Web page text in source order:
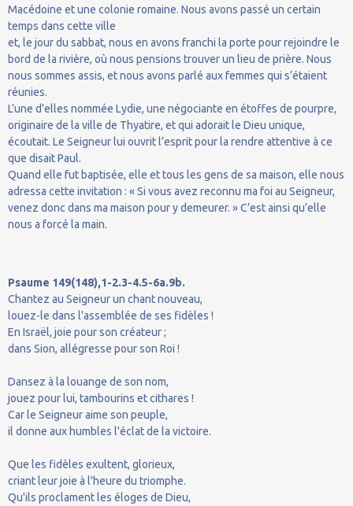
Macédoine et une colonie romaine. Nous avons passé un certain
temps dans cette ville
et, le jour du sabbat, nous en avons franchi la porte pour rejoindre le
bord de la rivière, où nous pensions trouver un lieu de prière. Nous
nous sommes assis, et nous avons parlé aux femmes qui s’étaient
réunies.
L’une d’elles nommée Lydie, une négociante en étoffes de pourpre,
originaire de la ville de Thyatire, et qui adorait le Dieu unique,
écoutait. Le Seigneur lui ouvrit l’esprit pour la rendre attentive à ce
que disait Paul.
Quand elle fut baptisée, elle et tous les gens de sa maison, elle nous
adressa cette invitation : « Si vous avez reconnu ma foi au Seigneur,
venez donc dans ma maison pour y demeurer. » C’est ainsi qu’elle
nous a forcé la main.
Psaume 149(148),1-2.3-4.5-6a.9b.
Chantez au Seigneur un chant nouveau,
louez-le dans l'assemblée de ses fidèles !
En Israël, joie pour son créateur ;
dans Sion, allégresse pour son Roi !
Dansez à la louange de son nom,
jouez pour lui, tambourins et cithares !
Car le Seigneur aime son peuple,
il donne aux humbles l'éclat de la victoire.
Que les fidèles exultent, glorieux,
criant leur joie à l'heure du triomphe.
Qu'ils proclament les éloges de Dieu,